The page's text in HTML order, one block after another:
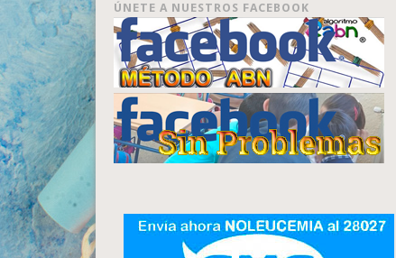
ÚNETE A NUESTROS FACEBOOK